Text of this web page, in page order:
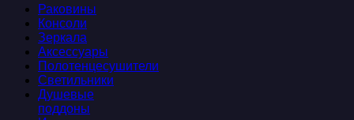
Раковины
Консоли
Зеркала
Аксессуары
Полотенцесушители
Светильники
Душевые
поддоны